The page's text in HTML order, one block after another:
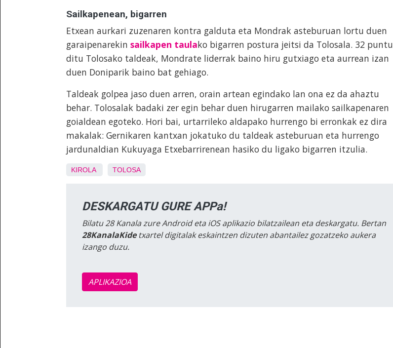
Sailkapenean, bigarren
Etxean aurkari zuzenaren kontra galduta eta Mondrak asteburuan lortu duen
garaipenarekin sailkapen taulako bigarren postura jeitsi da Tolosala. 32 puntu
ditu Tolosako taldeak, Mondrate liderrak baino hiru gutxiago eta aurrean izan
duen Doniparik baino bat gehiago.
Taldeak golpea jaso duen arren, orain artean egindako lan ona ez da ahaztu
behar. Tolosalak badaki zer egin behar duen hirugarren mailako sailkapenaren
goialdean egoteko. Hori bai, urtarrileko aldapako hurrengo bi erronkak ez dira
makalak: Gernikaren kantxan jokatuko du taldeak asteburuan eta hurrengo
jardunaldian Kukuyaga Etxebarrirenean hasiko du ligako bigarren itzulia.
KIROLA TOLOSA
DESKARGATU GURE APPa!
Bilatu 28 Kanala zure Android eta iOS aplikazio bilatzailean eta deskargatu. Bertan
28KanalaKidetxartel digitalak eskaintzen dizuten abantailez gozatzeko aukera
izango duzu.
APLIKAZIOA